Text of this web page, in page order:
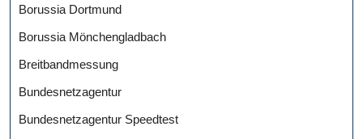
Borussia Dortmund
Borussia Mönchengladbach
Breitbandmessung
Bundesnetzagentur
Bundesnetzagentur Speedtest